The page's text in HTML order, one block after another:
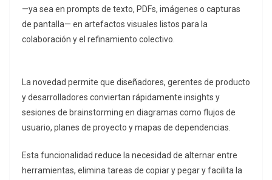
—ya sea en prompts de texto, PDFs, imágenes o capturas
de pantalla— en artefactos visuales listos para la
colaboración y el refinamiento colectivo.
La novedad permite que diseñadores, gerentes de producto
y desarrolladores conviertan rápidamente insights y
sesiones de brainstorming en diagramas como flujos de
usuario, planes de proyecto y mapas de dependencias.
Esta funcionalidad reduce la necesidad de alternar entre
herramientas, elimina tareas de copiar y pegar y facilita la